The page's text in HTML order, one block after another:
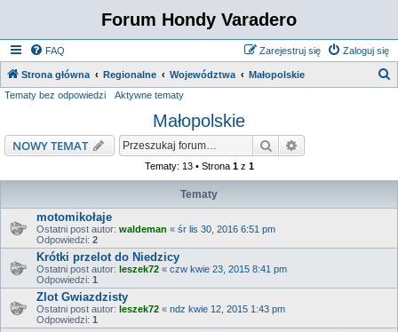
Forum Hondy Varadero
FAQ Zaloguj się
Zarejestruj się
Strona główna Regionalne Województwa Małopolskie
j
Tematy bez odpowiedzi Aktywne tematy
Małopolskie
NOWY TEMAT Szukaj
Tematy: 13 • Strona 1z 1
Tematy
motomikołaje
Ostatni post autor: waldeman « śr lis 30, 2016 6:51 pm
Odpowiedzi: 2
Krótki przelot do Niedzicy
Ostatni post autor: leszek72 « czw kwie 23, 2015 8:41 pm
Odpowiedzi: 1
Zlot Gwiazdzisty
Ostatni post autor: leszek72 « ndz kwie 12, 2015 1:43 pm
Odpowiedzi: 1